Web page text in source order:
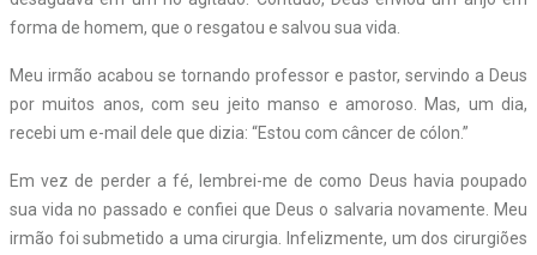
forma de homem, que o resgatou e salvou sua vida.
Meu irmão acabou se tornando professor e pastor, servindo a Deus
por muitos anos, com seu jeito manso e amoroso. Mas, um dia,
recebi um e-mail dele que dizia: “Estou com câncer de cólon.”
Em vez de perder a fé, lembrei-me de como Deus havia poupado
sua vida no passado e confiei que Deus o salvaria novamente. Meu
irmão foi submetido a uma cirurgia. Infelizmente, um dos cirurgiões